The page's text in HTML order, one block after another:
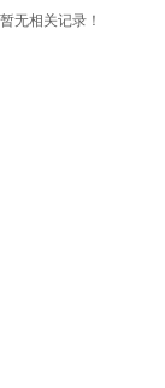
暂无相关记录！